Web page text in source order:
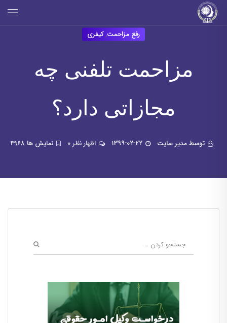
رفع مزاحمت,کیفری
مزاحمت تلفنی چه
مجازاتی دارد؟
توسط مدیر سایت ۱۳۹۹-۰۲-۲۲ ۰ اظهار نظر 4968 نمایش ها